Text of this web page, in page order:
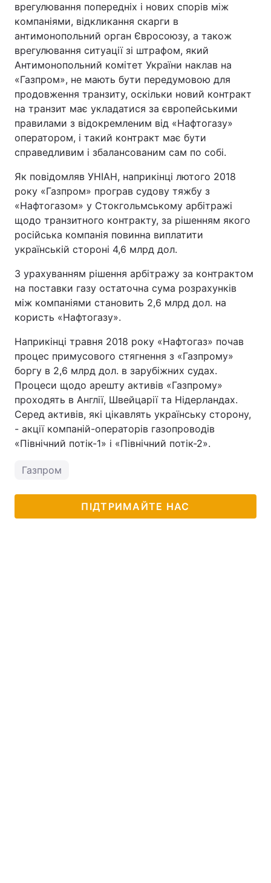
врегулювання попередніх і нових спорів між
компаніями, відкликання скарги в
антимонопольний орган Євросоюзу, а також
врегулювання ситуації зі штрафом, який
Антимонопольний комітет України наклав на
«Газпром», не мають бути передумовою для
продовження транзиту, оскільки новий контракт
на транзит має укладатися за європейськими
правилами з відокремленим від «Нафтогазу»
оператором, і такий контракт має бути
справедливим і збалансованим сам по собі.
Як повідомляв УНІАН, наприкінці лютого 2018
року «Газпром» програв судову тяжбу з
«Нафтогазом» у Стокгольмському арбітражі
щодо транзитного контракту, за рішенням якого
російська компанія повинна виплатити
українській стороні 4,6 млрд дол.
З урахуванням рішення арбітражу за контрактом
на поставки газу остаточна сума розрахунків
між компаніями становить 2,6 млрд дол. на
користь «Нафтогазу».
Наприкінці травня 2018 року «Нафтогаз» почав
процес примусового стягнення з «Газпрому»
боргу в 2,6 млрд дол. в зарубіжних судах.
Процеси щодо арешту активів «Газпрому»
проходять в Англії, Швейцарії та Нідерландах.
Серед активів, які цікавлять українську сторону,
- акції компаній-операторів газопроводів
«Північний потік-1» і «Північний потік-2».
Газпром
ПІДТРИМАЙТЕ НАС